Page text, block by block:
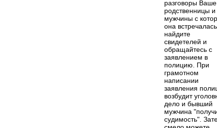
разговоры
родственницы и
мужчины с
она
найдите
свидетелей и
обращайтесь с
заявлением в
полицию. При
грамотном
написании
заявления
возбудит
дело и бывший
мужчина
судимость".